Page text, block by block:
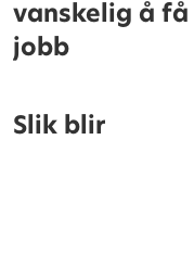
vanskelig å få
jobb
Slik blir